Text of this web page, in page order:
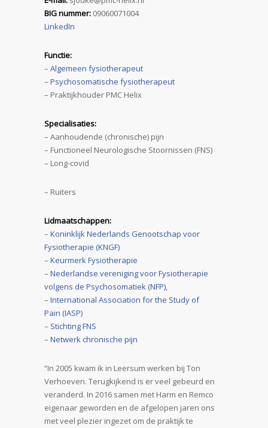
BIG nummer: 09060071004
LinkedIn
Functie:
– Algemeen fysiotherapeut
– Psychosomatische fysiotherapeut
– Praktijkhouder PMC Helix
Specialisaties:
– Aanhoudende (chronische) pijn
– Functioneel Neurologische Stoornissen (FNS)
– Long-covid
– Ruiters
Lidmaatschappen:
– Koninklijk Nederlands Genootschap voor
Fysiotherapie (KNGF)
– Keurmerk Fysiotherapie
– Nederlandse vereniging voor Fysiotherapie
volgens de Psychosomatiek (NFP),
– International Association for the Study of
Pain (IASP)
– Stichting FNS
– Netwerk chronische pijn
“In 2005 kwam ik in Leersum werken bij Ton
Verhoeven. Terugkijkend is er veel gebeurd en
veranderd. In 2016 samen met Harm en Remco
eigenaar geworden en de afgelopen jaren ons
met veel plezier ingezet om de praktijk te